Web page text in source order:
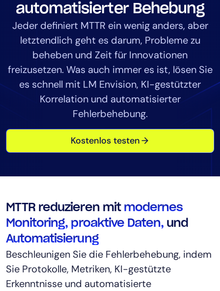
automatisierter Behebung
Jeder definiert MTTR ein wenig anders, aber
letztendlich geht es darum, Probleme zu
beheben und Zeit für Innovationen
freizusetzen. Was auch immer es ist, lösen Sie
es schnell mit LM Envision, KI-gestützter
Korrelation und automatisierter
Fehlerbehebung.
Kostenlos testen
MTTR reduzieren mit modernes
Monitoring, proaktive Daten, und
Automatisierung
Beschleunigen Sie die Fehlerbehebung, indem
Sie Protokolle, Metriken, KI-gestützte
Erkenntnisse und automatisierte
MTTR reduzieren
Kostenoptimierung
Branchen
Gesundheitswesen
Finanzdienstleistungen
Public Sector
Managed Service Provider (MSP)
Rolle
AIOps